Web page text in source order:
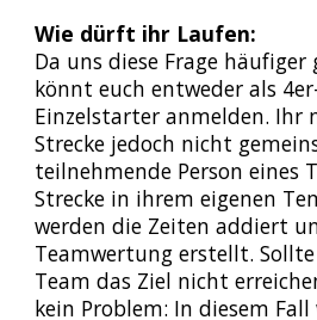
Wie dürft ihr Laufen:
Da uns diese Frage
könnt euch entweder als
Einzelstarter anmelden. Ihr
Strecke jedoch nicht
teilnehmende Person eines
Strecke in ihrem eigenen
werden die Zeiten addiert
Teamwertung erstellt.
Team das Ziel nicht
kein Problem: In diesem